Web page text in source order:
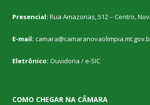
Presencial: Rua Amazonas, 512 – Centro,
E-mail:
Eletrônico: Ouvidoria /e-SIC
COMO CHEGAR NA CÂMARA